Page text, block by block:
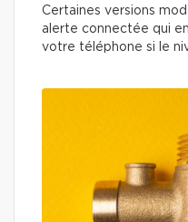
Certaines versions
alerte connectée qui
votre téléphone si le